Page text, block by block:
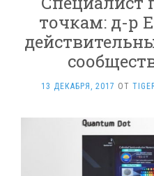
точкам: д-р
13 ДЕКАБРЯ, 2017 ОТ